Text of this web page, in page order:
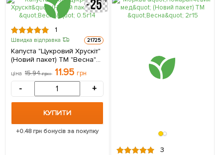
1
Швидка відправка 21725
Капуста "Цукровий Хрускіт"
(Новий пакет) ТМ "Весна"
ціна 15.94грн 11.95 грн
- +
КУПИТИ
+0.48грн бонусів за покупку
3